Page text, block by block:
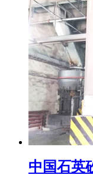
中国石英